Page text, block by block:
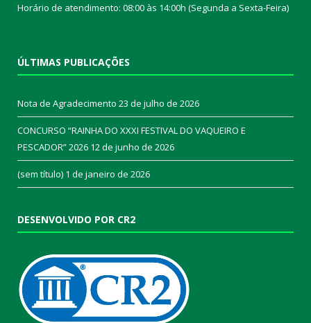
Horário de atendimento: 08:00 às 14:00h (Segunda a Sexta-Feira)
ÚLTIMAS PUBLICAÇÕES
Nota de Agradecimento 23 de julho de 2026
CONCURSO “RAINHA DO XXXI FESTIVAL DO VAQUEIRO E
PESCADOR” 2026 12 de junho de 2026
(sem título) 1 de janeiro de 2026
DESENVOLVIDO POR CR2